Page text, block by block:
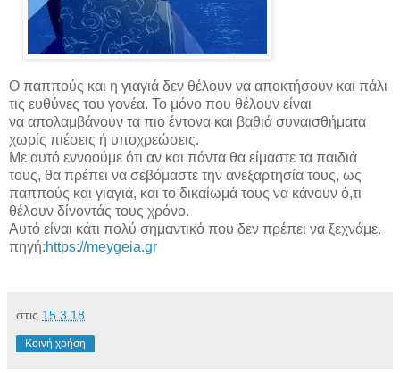
Ο παππούς και η γιαγιά δεν θέλουν να αποκτήσουν και πάλι
τις ευθύνες του γονέα. Το μόνο που θέλουν είναι
να απολαμβάνουν τα πιο έντονα και βαθιά συναισθήματα
χωρίς πιέσεις ή υποχρεώσεις.
Με αυτό εννοούμε ότι αν και πάντα θα είμαστε τα παιδιά
τους, θα πρέπει να σεβόμαστε την ανεξαρτησία τους, ως
παππούς και γιαγιά, και το δικαίωμά τους να κάνουν ό,τι
θέλουν δίνοντάς τους χρόνο.
Αυτό είναι κάτι πολύ σημαντικό που δεν πρέπει να ξεχνάμε.
πηγή:https://meygeia.gr
στις 15.3.18
Κοινή χρήση